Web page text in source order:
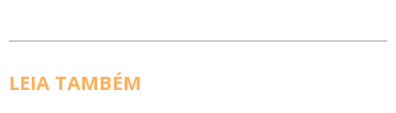
LEIA TAMBÉM